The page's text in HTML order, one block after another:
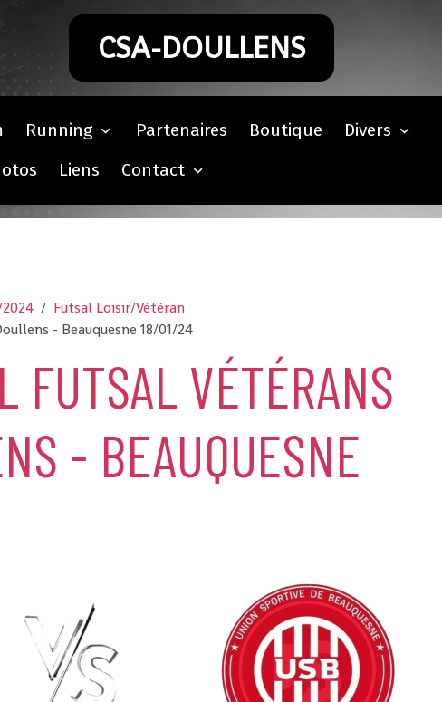
CSA-DOULLENS
Running Partenaires Boutique
Divers
Liens Contact
Futsal Loisir/Vétéran
- Beauquesne 18/01/24
FUTSAL VÉTÉRANS
- BEAUQUESNE